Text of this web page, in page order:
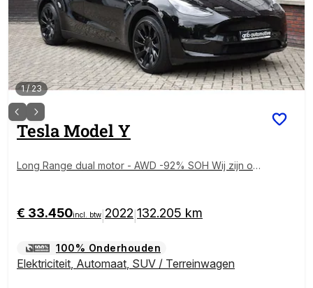
1/23
TeslaModel Y
Long Range dual motor - AWD -92% SOH Wij zijn op
€ 33.450incl. btw 2022 132.205 km
100% Onderhouden
Elektriciteit, Automaat, SUV / Terreinwagen